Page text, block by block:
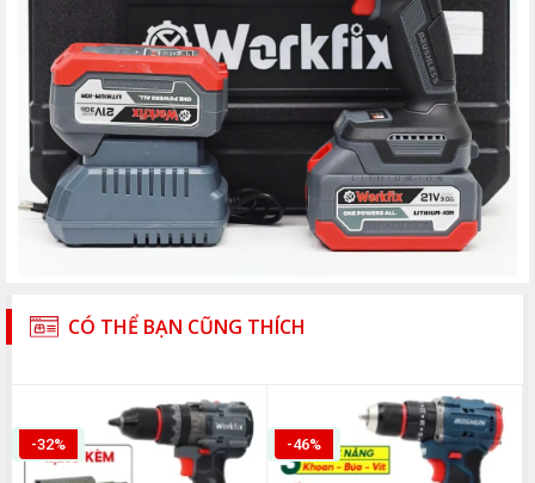
CÓ THỂ BẠN CŨNG THÍCH
-32% -46%